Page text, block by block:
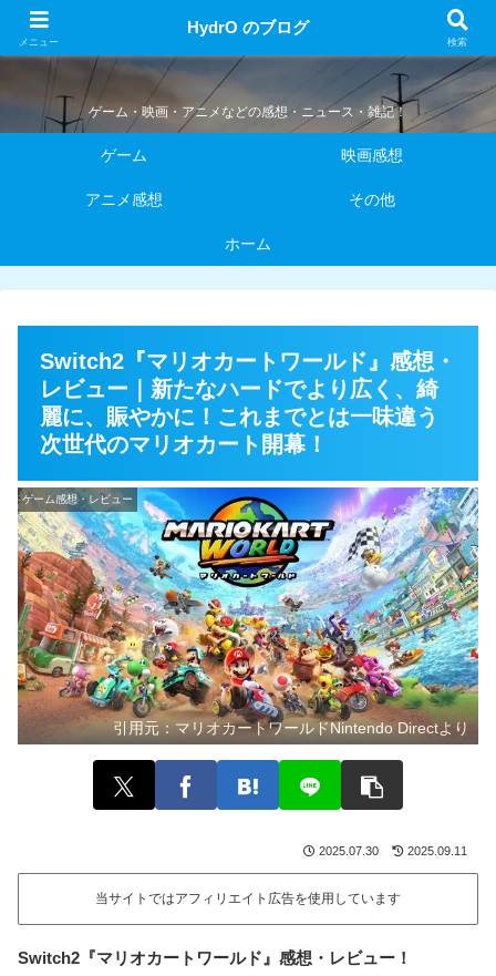
HydrO のブログ
ゲーム・映画・アニメなどの感想・ニュース・雑記！
ゲーム 映画感想
アニメ感想 その他
ホーム
Switch2『マリオカートワールド』感想・
レビュー｜新たなハードでより広く、綺
麗に、賑やかに！これまでとは一味違う
次世代のマリオカート開幕！
ゲーム感想・レビュー
引用元： マリオカートワールドNintendo Directより
2025.07.30 2025.09.11
当サイトではアフィリエイト広告を使用しています
Switch2『マリオカートワールド』感想・レビュー！
メニュー
HydrO のブログ
検索